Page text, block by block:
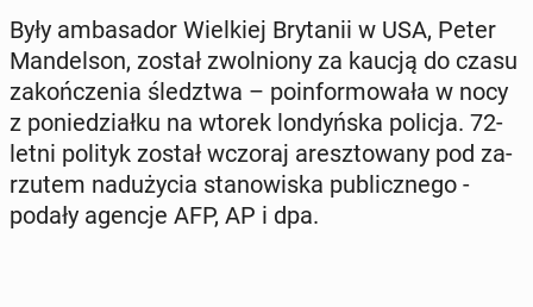
Były am­ba­sa­dor Wiel­kiej Bry­ta­nii w USA, Peter
Man­del­son, został zwol­nio­ny za kaucją do czasu
za­koń­cze­nia śledz­twa – po­in­for­mo­wa­ła w nocy
z po­nie­dział­ku na wtorek lon­dyń­ska policja. 72-
letni polityk został wczoraj aresz­to­wa­ny pod za­
rzu­tem nad­uży­cia sta­no­wi­ska pu­blicz­ne­go -
podały agencje AFP, AP i dpa.